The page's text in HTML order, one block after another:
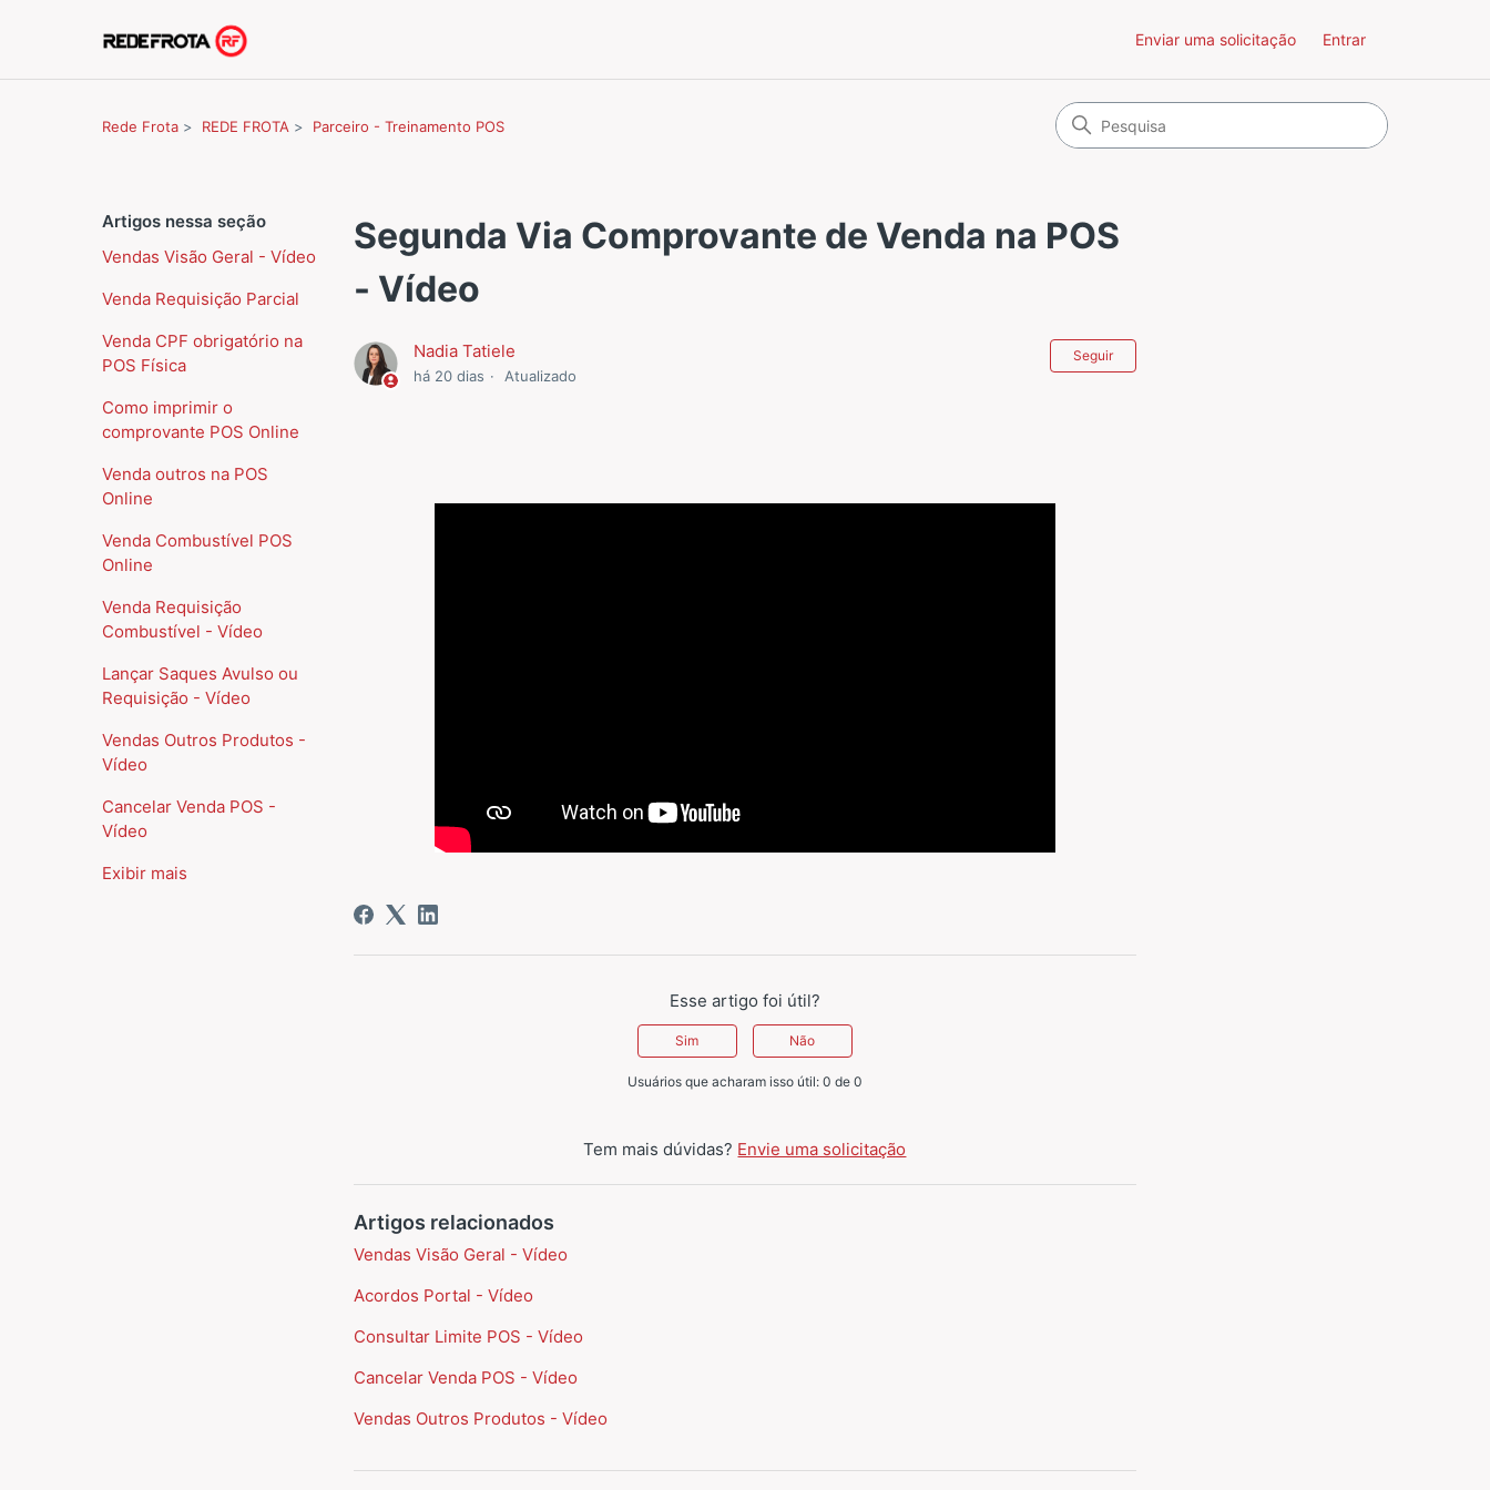
Enviar uma solicitação Entrar
Rede Frota REDE FROTA Parceiro - Treinamento POS
Artigos nessa seção
Vendas Visão Geral - Vídeo
Venda Requisição Parcial
Venda CPF obrigatório na
POS Física
Como imprimir o
comprovante POS Online
Venda outros na POS
Online
Venda Combustível POS
Online
Venda Requisição
Combustível - Vídeo
Lançar Saques Avulso ou
Requisição - Vídeo
Vendas Outros Produtos -
Vídeo
Cancelar Venda POS -
Vídeo
Exibir mais
Segunda Via Comprovante de Venda na POS
- Vídeo
Nadia Tatiele
há 20 dias Atualizado
Seguir
Esse artigo foi útil?
Sim Não
Usuários que acharam isso útil: 0 de 0
Tem mais dúvidas? Envie uma solicitação
Artigos relacionados
Vendas Visão Geral - Vídeo
Acordos Portal - Vídeo
Consultar Limite POS - Vídeo
Cancelar Venda POS - Vídeo
Vendas Outros Produtos - Vídeo